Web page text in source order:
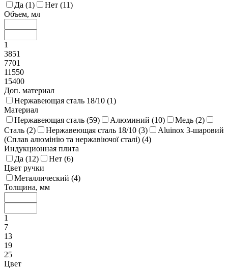
Да (1) Нет (11)
Объем, мл
1
3851
7701
11550
15400
Доп. материал
Нержавеющая сталь 18/10 (1)
Материал
Нержавеющая сталь (59) Алюминий (10) Медь (2)
Сталь (2) Нержавеющая сталь 18/10 (3)
Aluinox 3-шаровий
(Сплав алюмінію та нержавіючої сталі) (4)
Индукционная плита
Да (12) Нет (6)
Цвет ручки
Металлический (4)
Толщина, мм
1
7
13
19
25
Цвет